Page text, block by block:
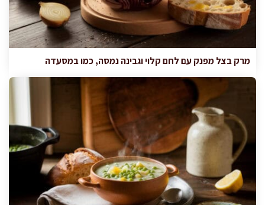
מרק בצל מפנק עם לחם קלוי וגבינה נמסה, כמו במסעדה